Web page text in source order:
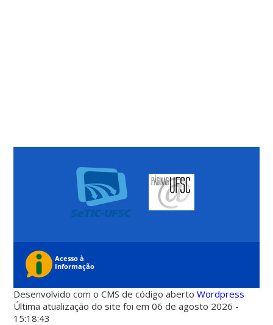
Desenvolvido com o CMS de código abertoWordpress
Última atualização do site foi em 06 de agosto 2026 -
15:18:43